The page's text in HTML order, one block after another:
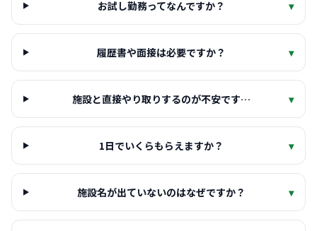
お試し勤務ってなんですか？ ▾
履歴書や面接は必要ですか？ ▾
施設と直接やり取りするのが不安です… ▾
1日でいくらもらえますか？ ▾
施設名が出ていないのはなぜですか？ ▾